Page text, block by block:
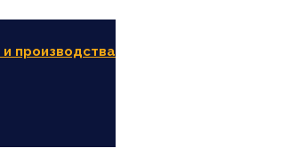
производства